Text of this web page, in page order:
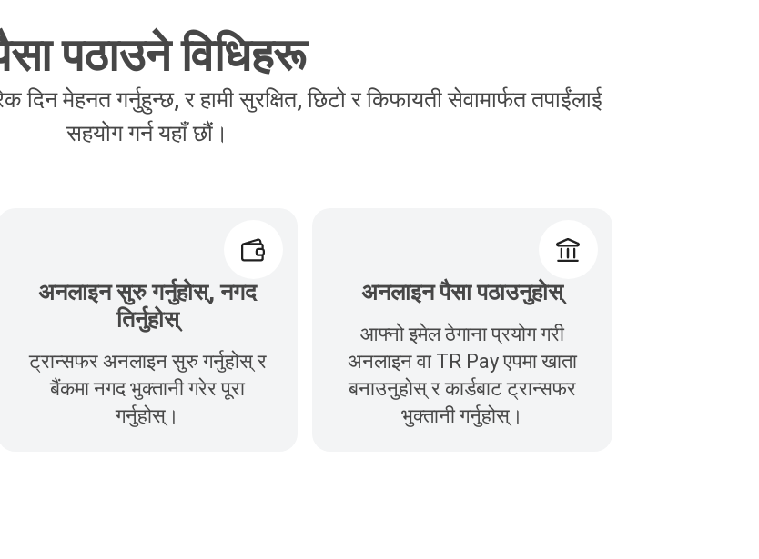
पठाउने विधिहरू
मेहनत गर्नुहुन्छ, र हामी सुरक्षित, छिटो र किफायती सेवामार्फत तपाईंलाई
सहयोग गर्न यहाँ छौं।
अनलाइन सुरु गर्नुहोस्, नगद
तिर्नुहोस्
ट्रान्सफर अनलाइन सुरु गर्नुहोस् र
बैंकमा नगद भुक्तानी गरेर पूरा
गर्नुहोस्।
अनलाइन पैसा पठाउनुहोस्
आफ्नो इमेल ठेगाना प्रयोग गरी
अनलाइन वा TR Pay एपमा खाता
बनाउनुहोस् र कार्डबाट ट्रान्सफर
भुक्तानी गर्नुहोस्।